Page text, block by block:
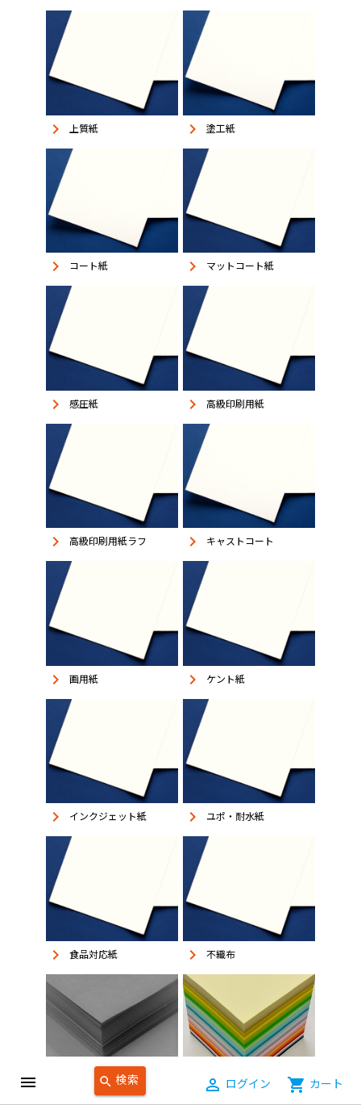
menu search 検索 person_outline ログイン shopping_cart カート
keyboard_arrow_right 上質紙 keyboard_arrow_right 塗工紙
keyboard_arrow_right コート紙 keyboard_arrow_right マットコート紙
keyboard_arrow_right 感圧紙 keyboard_arrow_right 高級印刷用紙
keyboard_arrow_right 高級印刷用紙ラフ keyboard_arrow_right キャストコート
keyboard_arrow_right 画用紙 keyboard_arrow_right ケント紙
keyboard_arrow_right インクジェット紙 keyboard_arrow_right ユポ・耐水紙
keyboard_arrow_right 食品対応紙 keyboard_arrow_right 不織布
わら半紙・ざら紙 keyboard_arrow_right